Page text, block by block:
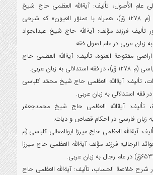
علم الأصول، تألیف: آیةالله العظمی حاج شیخ
محمدمهدی کلباسی (م 1278 ق)، همراه با «منوّر العیون» که شرحی
فرزند مؤلف: آیةالله حاج شیخ عبدالجواد
مفتوحة العنوة، تألیف: آیةالله العظمی حاج
به زبان عربی.
تألیف: آیةالله العظمی حاج شیخ محمّد کلباسی
تألیف: آیةالله العظمی حاج شیخ محمدجعفر
تألیف: آیةالله العظمی حاج میرزا ابوالمعالی کلباسی (م
فوائد الرجالیه فرزند مؤلف آیةالله العظمی حاج میرزا
شرح خلاصة الحساب، تألیف: آیةالله العظمی حاج